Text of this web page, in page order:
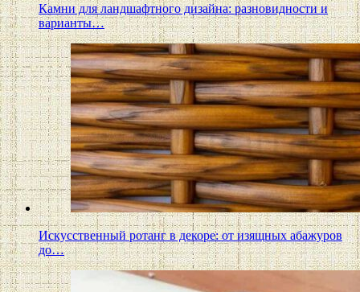
Камни для ландшафтного дизайна: разновидности и
варианты…
Искусственный ротанг в декоре: от изящных абажуров
до…